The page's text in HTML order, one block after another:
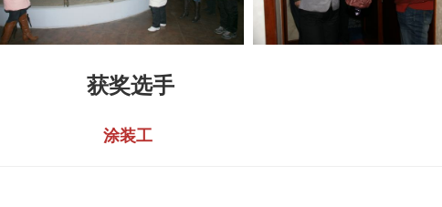
获奖选手
涂装工